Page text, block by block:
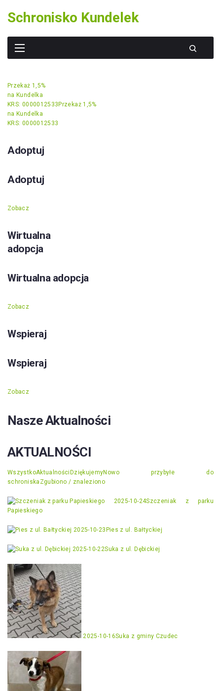
content
Schronisko Kundelek
Przekaż 1,5%
na Kundelka
KRS: 0000012533 Przekaż 1,5%
na Kundelka
KRS: 0000012533
Adoptuj
Adoptuj
Zobacz
Wirtualna
adopcja
Wirtualna adopcja
Zobacz
Wspieraj
Wspieraj
Zobacz
Nasze Aktualności
AKTUALNOŚCI
WszystkoAktualności DziękujemyNowo przybyłe do
schroniska Zgubiono / znaleziono
2025-10-24Szczeniak z parku
Papieskiego
2025-10-23 Pies z ul. Bałtyckiej
2025-10-22Suka z ul. Dębickiej
2025-10-16Suka z gminy Czudec